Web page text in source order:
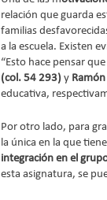
relación que guarda
familias
a la escuela. Existen
“Esto hace pensar
(col. 54 293) y
educativa,
Por otro lado, para
la única en la que
integración en el
esta asignatura, se